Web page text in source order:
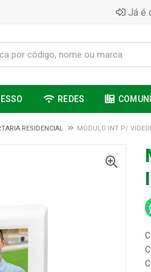
Já é
REDES
RESIDENCIAL MODULO INT P/